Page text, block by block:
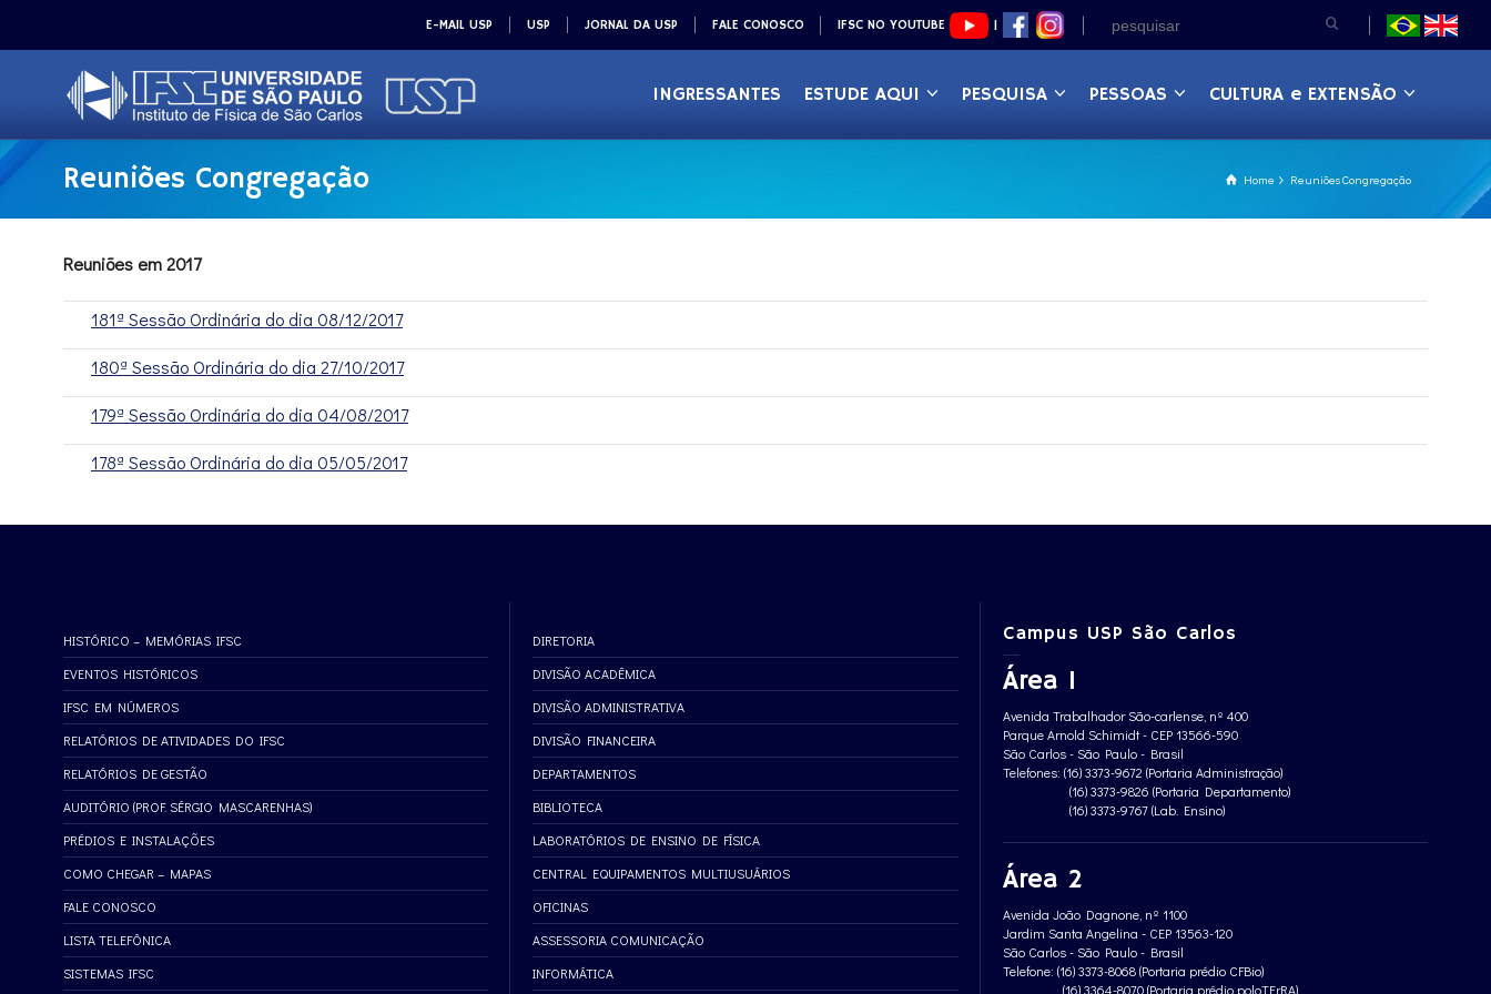
E-MAIL USP USP JORNAL DA USP FALE CONOSCO IFSC NO YOUTUBE |
INGRESSANTES ESTUDE AQUI PESQUISA PESSOAS CULTURA e EXTENSÃO
Home Reuniões Congregação
Reuniões Congregação
Reuniões em 2017
181ª Sessão Ordinária do dia 08/12/2017
180ª Sessão Ordinária do dia 27/10/2017
179ª Sessão Ordinária do dia 04/08/2017
178ª Sessão Ordinária do dia 05/05/2017
HISTÓRICO – MEMÓRIAS IFSC
EVENTOS HISTÓRICOS
IFSC EM NÚMEROS
RELATÓRIOS DE ATIVIDADES DO IFSC
RELATÓRIOS DE GESTÃO
AUDITÓRIO (PROF. SÉRGIO MASCARENHAS)
PRÉDIOS E INSTALAÇÕES
COMO CHEGAR – MAPAS
FALE CONOSCO
LISTA TELEFÔNICA
SISTEMAS IFSC
DIRETORIA
DIVISÃO ACADÊMICA
DIVISÃO ADMINISTRATIVA
DIVISÃO FINANCEIRA
DEPARTAMENTOS
BIBLIOTECA
LABORATÓRIOS DE ENSINO DE FÍSICA
CENTRAL EQUIPAMENTOS MULTIUSUÁRIOS
OFICINAS
ASSESSORIA COMUNICAÇÃO
INFORMÁTICA
Campus USP São Carlos
Área 1
Avenida Trabalhador São-carlense, nº 400
Parque Arnold Schimidt - CEP 13566-590
São Carlos - São Paulo - Brasil
Telefones: (16) 3373-9672 (Portaria Administração)
(16) 3373-9826 (Portaria Departamento)
(16) 3373-9767 (Lab. Ensino)
Área 2
Avenida João Dagnone, nº 1100
Jardim Santa Angelina - CEP 13563-120
São Carlos - São Paulo - Brasil
Telefone: (16) 3373-8068 (Portaria prédio CFBio)
(16) 3364-8070 (Portaria prédio poloTErRA)